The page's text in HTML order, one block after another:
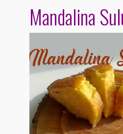
Mandalina